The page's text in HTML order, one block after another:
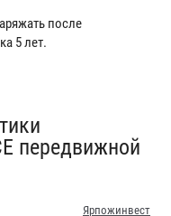
после
5 лет.
передвижной
Ярпожинвест